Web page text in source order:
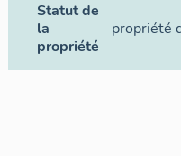
Statut de
la
propriété
propriété